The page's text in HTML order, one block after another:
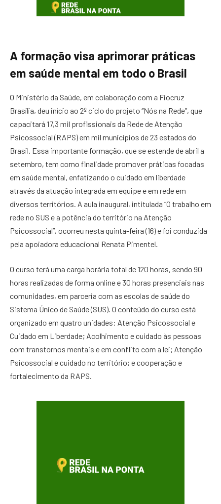
A formação visa aprimorar práticas
em saúde mental em todo o Brasil
O Ministério da Saúde, em colaboração com a Fiocruz
Brasília, deu início ao 2º ciclo do projeto “Nós na Rede”, que
capacitará 17,3 mil profissionais da Rede de Atenção
Psicossocial (RAPS) em mil municípios de 23 estados do
Brasil. Essa importante formação, que se estende de abril a
setembro, tem como finalidade promover práticas focadas
em saúde mental, enfatizando o cuidado em liberdade
através da atuação integrada em equipe e em rede em
diversos territórios. A aula inaugural, intitulada “O trabalho em
rede no SUS e a potência do território na Atenção
Psicossocial”, ocorreu nesta quinta-feira (16) e foi conduzida
pela apoiadora educacional Renata Pimentel.
O curso terá uma carga horária total de 120 horas, sendo 90
horas realizadas de forma online e 30 horas presenciais nas
comunidades, em parceria com as escolas de saúde do
Sistema Único de Saúde (SUS). O conteúdo do curso está
organizado em quatro unidades: Atenção Psicossocial e
Cuidado em Liberdade; Acolhimento e cuidado às pessoas
com transtornos mentais e em conflito com a lei; Atenção
Psicossocial e cuidado no território; e cooperação e
fortalecimento da RAPS.